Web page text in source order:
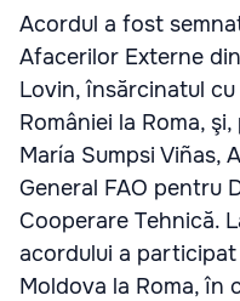
Acordul a fost
Afacerilor Externe
Lovin, însărcinatul
României la Roma,
María Sumpsi Viñas,
General FAO pentru
Cooperare Tehnică.
acordului a
Moldova la Roma, în